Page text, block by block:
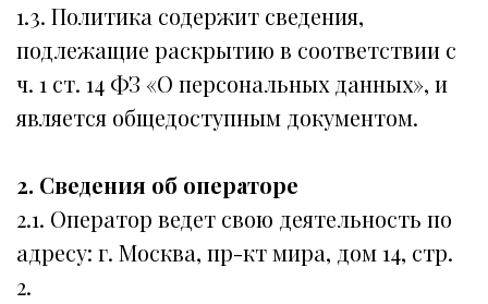
1.3. Политика содержит сведения,
подлежащие раскрытию в соответствии с
ч. 1 ст. 14 ФЗ «О персональных данных», и
является общедоступным документом.
2. Сведения об операторе
2.1. Оператор ведет свою деятельность по
адресу: г. Москва, пр-кт мира, дом 14, стр.
2.